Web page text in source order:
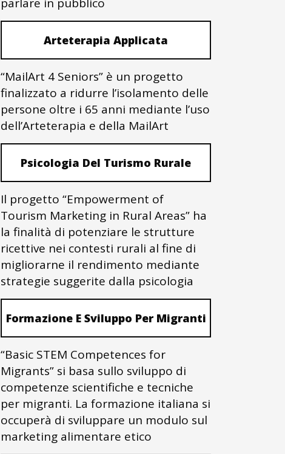
Arteterapia Applicata
“MailArt 4 Seniors” è un progetto
finalizzato a ridurre l’isolamento delle
persone oltre i 65 anni mediante l’uso
dell’Arteterapia e della MailArt
Psicologia Del Turismo Rurale
Il progetto “Empowerment of
Tourism Marketing in Rural Areas” ha
la finalità di potenziare le strutture
ricettive nei contesti rurali al fine di
migliorarne il rendimento mediante
strategie suggerite dalla psicologia
Formazione E Sviluppo Per Migranti
“Basic STEM Competences for
Migrants” si basa sullo sviluppo di
competenze scientifiche e tecniche
per migranti. La formazione italiana si
occuperà di sviluppare un modulo sul
marketing alimentare etico